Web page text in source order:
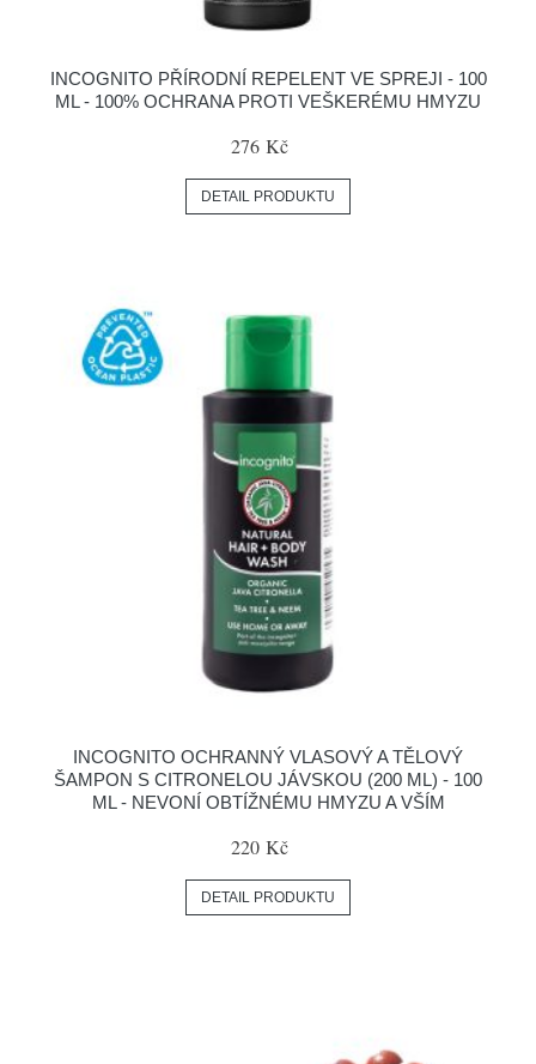
INCOGNITO PŘÍRODNÍ REPELENT VE SPREJI - 100
ML - 100% OCHRANA PROTI VEŠKERÉMU HMYZU
276 Kč
DETAIL PRODUKTU
INCOGNITO OCHRANNÝ VLASOVÝ A TĚLOVÝ
ŠAMPON S CITRONELOU JÁVSKOU (200 ML) - 100
ML - NEVONÍ OBTÍŽNÉMU HMYZU A VŠÍM
220 Kč
DETAIL PRODUKTU